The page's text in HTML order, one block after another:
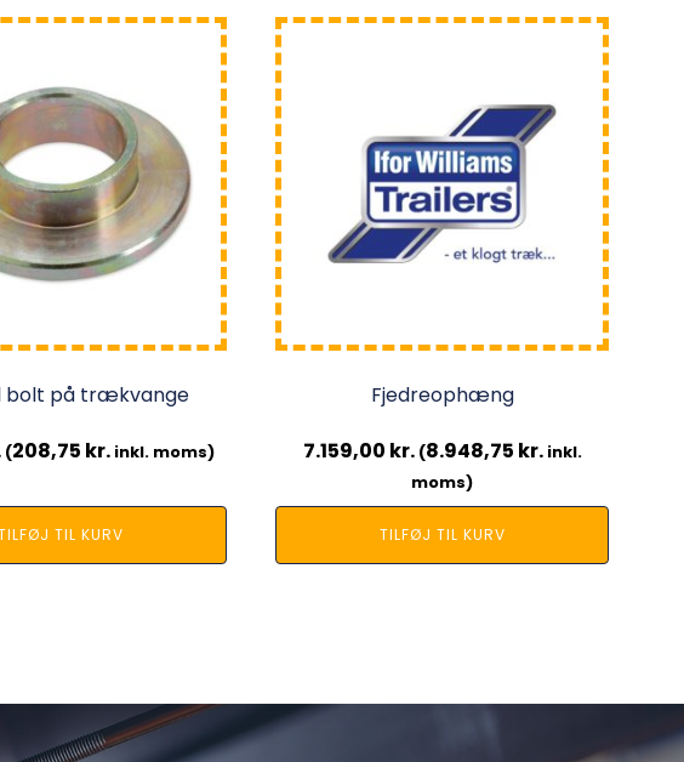
bolt på trækvange
(208,75 kr.inkl. moms)
TIL KURV
Fjedreophæng
7.159,00 kr. (8.948,75 kr.inkl.
moms)
TILFØJ TIL KURV